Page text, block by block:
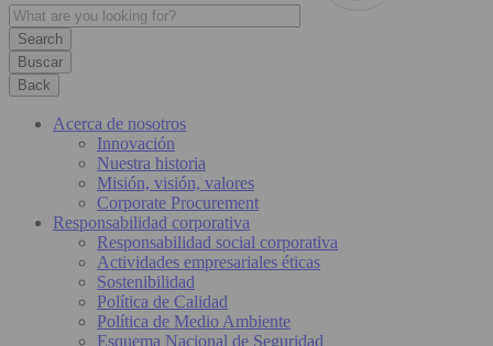
Buscar
Back
Acerca de nosotros
Innovación
Nuestra historia
Misión, visión, valores
Corporate Procurement
Responsabilidad corporativa
Responsabilidad social corporativa
Actividades empresariales éticas
Sostenibilidad
Política de Calidad
Política de Medio Ambiente
Esquema Nacional de Seguridad